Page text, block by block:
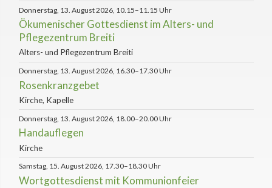
Donnerstag, 13. August 2026, 10.15–11.15 Uhr
Ökumenischer Gottesdienst im Alters- und
Pflegezentrum Breiti
Alters- und Pflegezentrum Breiti
Donnerstag, 13. August 2026, 16.30–17.30 Uhr
Rosenkranzgebet
Kirche, Kapelle
Donnerstag, 13. August 2026, 18.00–20.00 Uhr
Handauflegen
Kirche
Samstag, 15. August 2026, 17.30–18.30 Uhr
Wortgottesdienst mit Kommunionfeier